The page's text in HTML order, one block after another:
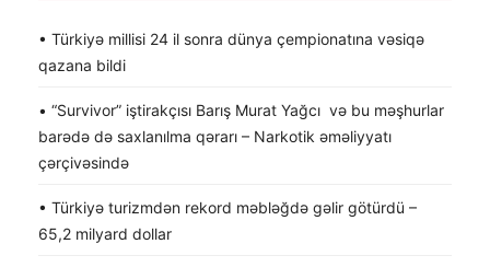
• Türkiyə millisi 24 il sonra dünya çempionatına vəsiqə
qazana bildi
• “Survivor” iştirakçısı Barış Murat Yağcı və bu məşhurlar
barədə də saxlanılma qərarı – Narkotik əməliyyatı
çərçivəsində
• Türkiyə turizmdən rekord məbləğdə gəlir götürdü –
65,2 milyard dollar